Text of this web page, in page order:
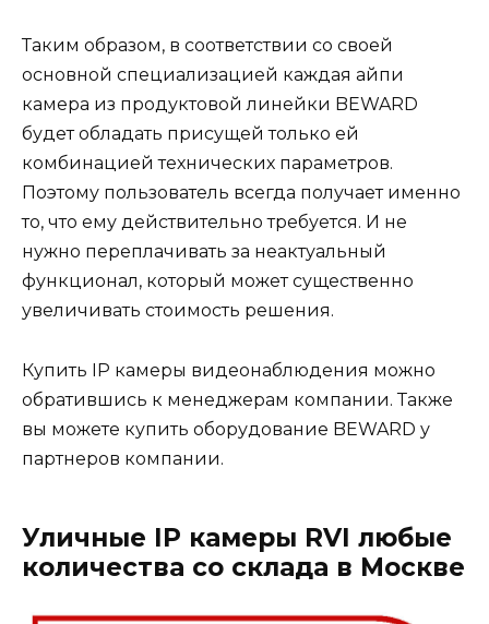
Таким образом, в соответствии со своей
основной специализацией каждая айпи
камера из продуктовой линейки BEWARD
будет обладать присущей только ей
комбинацией технических параметров.
Поэтому пользователь всегда получает именно
то, что ему действительно требуется. И не
нужно переплачивать за неактуальный
функционал, который может существенно
увеличивать стоимость решения.
Купить IP камеры видеонаблюдения можно
обратившись к менеджерам компании. Также
вы можете купить оборудование BEWARD у
партнеров компании.
Уличные IP камеры RVI любые
количества со склада в Москве